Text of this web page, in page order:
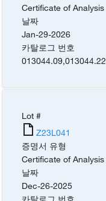
Certificate of Analysis
날짜
Jan-29-2026
카탈로그 번호
013044.09,013044.22
Lot #
Z23L041
증명서 유형
Certificate of Analysis
날짜
Dec-26-2025
카탈로그 번호